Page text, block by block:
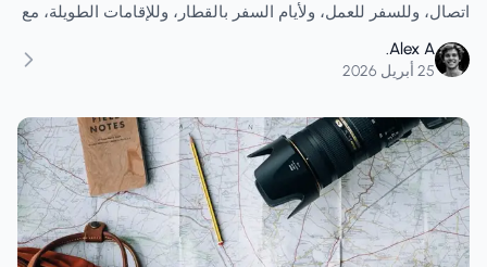
اتصال، وللسفر للعمل، ولأيام السفر بالقطار، وللإقامات الطويلة، مع
والثابتة.
Alex A.
25 أبريل 2026